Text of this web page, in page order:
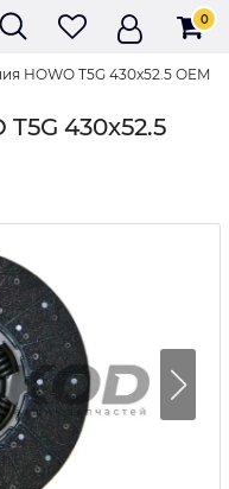
0
HOWO T5G 430x52.5 OEM
430x52.5